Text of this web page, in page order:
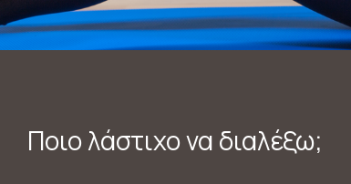
Ποιο λάστιχο να διαλέξω;